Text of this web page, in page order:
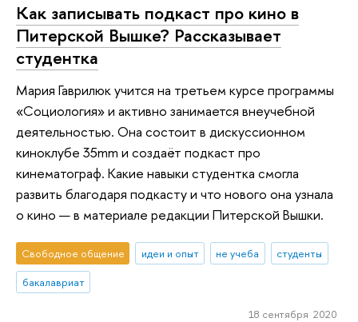
Как записывать подкаст про кино в
Питерской Вышке? Рассказывает
студентка
Мария Гаврилюк учится на третьем курсе программы
«Социология» и активно занимается внеучебной
деятельностью. Она состоит в дискуссионном
киноклубе 35mm и создаёт подкаст про
кинематограф. Какие навыки студентка смогла
развить благодаря подкасту и что нового она узнала
о кино — в материале редакции Питерской Вышки.
Свободное общение идеи и опыт не учеба
студенты
бакалавриат
18 сентября 2020